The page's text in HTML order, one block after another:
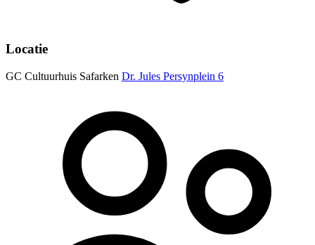
Locatie
GC Cultuurhuis Safarken Dr. Jules Persynplein 6